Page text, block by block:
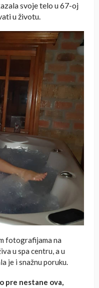
svoje telo u 67-oj
u životu.
fotografijama na
u spa centru, a u
je i snažnu poruku.
pre nestane ova,